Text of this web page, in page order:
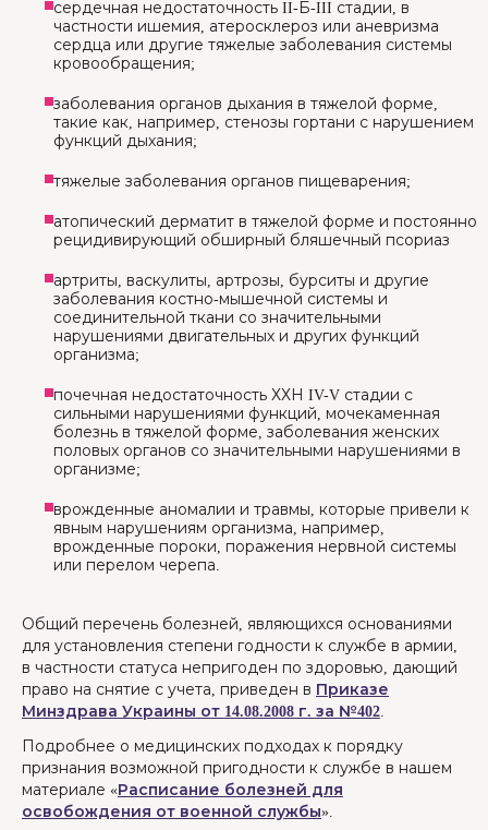
сердечная недостаточность II-Б-III стадии, в
частности ишемия, атеросклероз или аневризма
сердца или другие тяжелые заболевания системы
кровообращения;
заболевания органов дыхания в тяжелой форме,
такие как, например, стенозы гортани с нарушением
функций дыхания;
тяжелые заболевания органов пищеварения;
атопический дерматит в тяжелой форме и постоянно
рецидивирующий обширный бляшечный псориаз
артриты, васкулиты, артрозы, бурситы и другие
заболевания костно-мышечной системы и
соединительной ткани со значительными
нарушениями двигательных и других функций
организма;
почечная недостаточность ХХН IV-V стадии с
сильными нарушениями функций, мочекаменная
болезнь в тяжелой форме, заболевания женских
половых органов со значительными нарушениями в
организме;
врожденные аномалии и травмы, которые привели к
явным нарушениям организма, например,
врожденные пороки, поражения нервной системы
или перелом черепа.
Общий перечень болезней, являющихся основаниями
для установления степени годности к службе в армии,
в частности статуса непригоден по здоровью, дающий
право на снятие с учета, приведен в Приказе
Минздрава Украины от 14.08.2008 г. за №402.
Подробнее о медицинских подходах к порядку
признания возможной пригодности к службе в нашем
материале «Расписание болезней для
освобождения от военной службы».